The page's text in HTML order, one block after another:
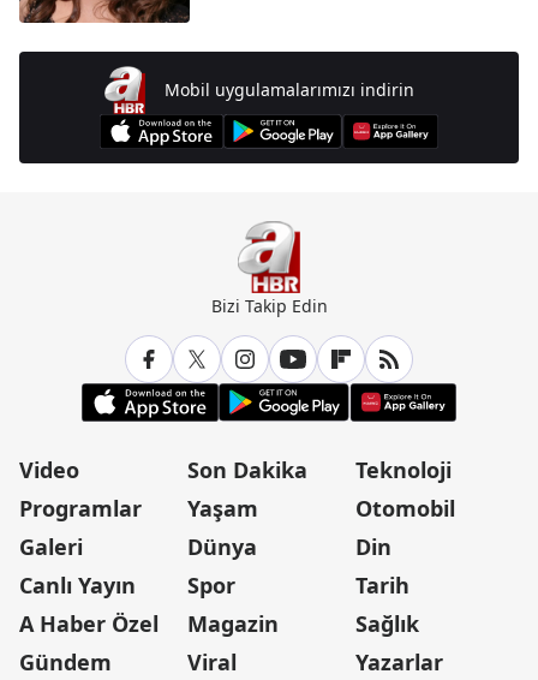
Mobil uygulamalarımızı indirin
Bizi Takip Edin
Video
Programlar
Galeri
Canlı Yayın
A Haber Özel
Gündem
Son Dakika
Yaşam
Dünya
Spor
Magazin
Viral
Teknoloji
Otomobil
Din
Tarih
Sağlık
Yazarlar